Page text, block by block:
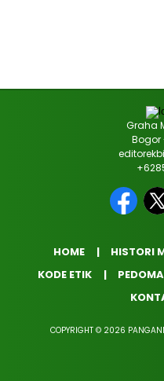
Graha
Bogor
HOME HISTORI
KODE ETIK
COPYRIGHT © 2026